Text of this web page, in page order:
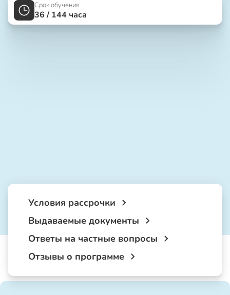
Срок обучения
36 / 144 часа
Условия рассрочки
Выдаваемые документы
Ответы на частные вопросы
Отзывы о программе